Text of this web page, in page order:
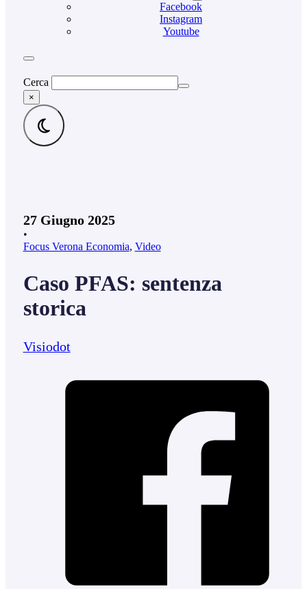
Facebook
Instagram
Youtube
Cerca
×
27 Giugno 2025
•
Focus Verona Economia, Video
Caso PFAS: sentenza
storica
Visiodot